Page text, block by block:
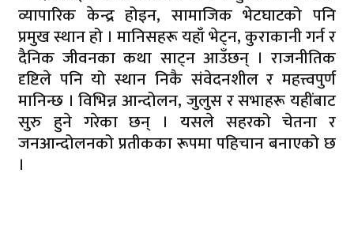
व्यापारिक केन्द्र होइन, सामाजिक भेटघाटको पनि
प्रमुख स्थान हो । मानिसहरू यहाँ भेट्न, कुराकानी गर्न र
दैनिक जीवनका कथा साट्न आउँछन् । राजनीतिक
दृष्टिले पनि यो स्थान निकै संवेदनशील र महत्त्वपुर्ण
मानिन्छ । विभिन्न आन्दोलन, जुलुस र सभाहरू यहींबाट
सुरु हुने गरेका छन् । यसले सहरको चेतना र
जनआन्दोलनको प्रतीकका रूपमा पहिचान बनाएको छ
।